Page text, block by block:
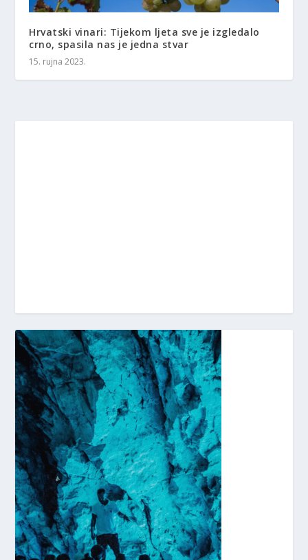
Hrvatski vinari: Tijekom ljeta sve je izgledalo
crno, spasila nas je jedna stvar
15. rujna 2023.